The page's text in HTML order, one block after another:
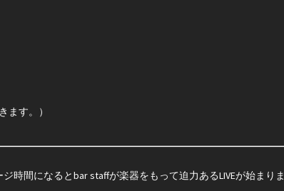
ます。）
時間になるとbar staffが楽器をもって迫力あるLIVEが始まりま